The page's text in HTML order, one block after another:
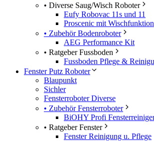
• Diverse Saug/Wisch Roboter
Eufy Robovac 11s und 11
Proscenic mit Wischfunktion
• Zubehör Bodenroboter
AEG Performance Kit
• Ratgeber Fussboden
Fussboden Pflege &
Fenster Putz Roboter
Blaupunkt
Sichler
Fensterroboter Diverse
• Zubehör Fensterroboter
BiOHY Profi
• Ratgeber Fenster
Fenster Reinigung u. Pflege